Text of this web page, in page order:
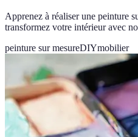
Apprenez à réaliser une peinture
transformez votre intérieur avec
peinture sur mesureDIYmobilier